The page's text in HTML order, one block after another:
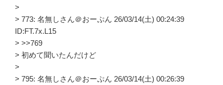
>
> 773: 名無しさん＠おーぷん 26/03/14(土) 00:24:39
ID:FT.7x.L15
> >>769
> 初めて聞いたんだけど
>
> 795: 名無しさん＠おーぷん 26/03/14(土) 00:26:39